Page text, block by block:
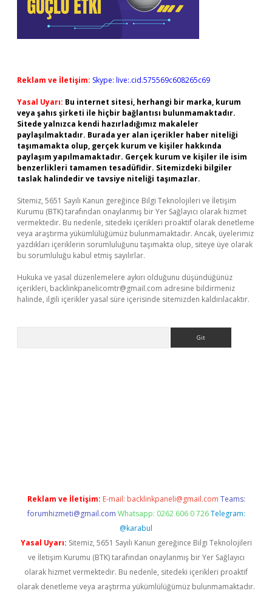
Reklam ve İletişim: Skype: live:.cid.575569c608265c69
Yasal Uyarı: Bu internet sitesi, herhangi bir marka, kurum
veya şahıs şirketi ile hiçbir bağlantısı bulunmamaktadır.
Sitede yalnızca kendi hazırladığımız makaleler
paylaşılmaktadır. Burada yer alan içerikler haber niteliği
taşımamakta olup, gerçek kurum ve kişiler hakkında
paylaşım yapılmamaktadır. Gerçek kurum ve kişiler ile isim
benzerlikleri tamamen tesadüfidir. Sitemizdeki bilgiler
taslak halindedir ve tavsiye niteliği taşımazlar.
Sitemiz, 5651 Sayılı Kanun gereğince Bilgi Teknolojileri ve İletişim
Kurumu (BTK) tarafından onaylanmış bir Yer Sağlayıcı olarak hizmet
vermektedir. Bu nedenle, sitedeki içerikleri proaktif olarak denetleme
veya araştırma yükümlülüğümüz bulunmamaktadır. Ancak, üyelerimiz
yazdıkları içeriklerin sorumluluğunu taşımakta olup, siteye üye olarak
bu sorumluluğu kabul etmiş sayılırlar.
Hukuka ve yasal düzenlemelere aykırı olduğunu düşündüğünüz
içerikleri, backlinkpanelicomtr@gmail.com adresine bildirmeniz
halinde, ilgili içerikler yasal süre içerisinde sitemizden kaldırılacaktır.
Reklam ve İletişim: E-mail: backlinkpaneli@gmail.com Teams:
forumhizmeti@gmail.com Whatsapp: 0262 606 0 726 Telegram:
@karabul
Yasal Uyarı: Sitemiz, 5651 Sayılı Kanun gereğince Bilgi Teknolojileri
ve İletişim Kurumu (BTK) tarafından onaylanmış bir Yer Sağlayıcı
olarak hizmet vermektedir. Bu nedenle, sitedeki içerikleri proaktif
olarak denetleme veya araştırma yükümlülüğümüz bulunmamaktadır.